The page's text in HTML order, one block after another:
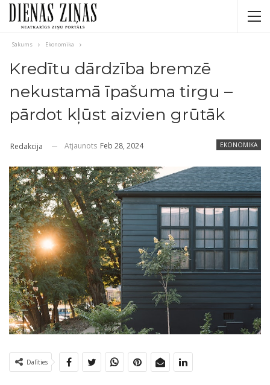
Sākums Ekonomika
Kredītu dārdzība bremzē
nekustamā īpašuma tirgu –
pārdot kļūst aizvien grūtāk
EKONOMIKA
Redakcija Atjaunots Feb 28, 2024
Dalīties